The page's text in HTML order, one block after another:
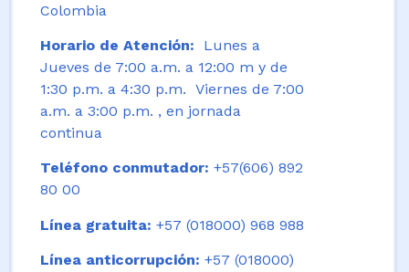
Colombia
Horario de Atención:
Lunes a
Jueves de 7:00 a.m. a 12:00 m y de
1:30 p.m. a 4:30 p.m. Viernes de 7:00
a.m. a 3:00 p.m. , en jornada
continua
Teléfono conmutador: +57(606) 892
80 00
Línea gratuita: +57 (018000) 968 988
Línea anticorrupción: +57 (018000)